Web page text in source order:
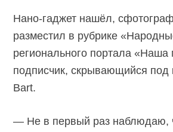
Нано-гаджет нашёл,
разместил в рубрике
регионального портала «Наша
подписчик, скрывающийся
Bart.
— Не в первый раз наблюдаю,